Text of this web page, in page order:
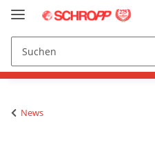
News